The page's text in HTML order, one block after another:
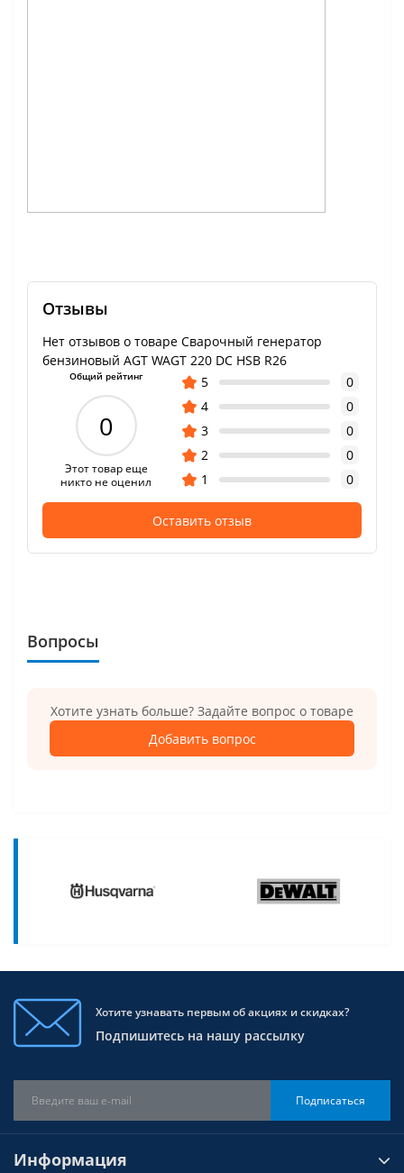
Отзывы
Нет отзывов о товаре Сварочный генератор
бензиновый AGT WAGT 220 DC HSB R26
Общий рейтинг
0
Этот товар еще
никто не оценил
5
0
4
0
3
0
2
0
1
0
Оставить отзыв
Вопросы
Хотите узнать больше? Задайте вопрос о товаре
Добавить вопрос
Хотите узнавать первым об акциях и скидках?
Подпишитесь на нашу рассылку
Подписаться
Информация